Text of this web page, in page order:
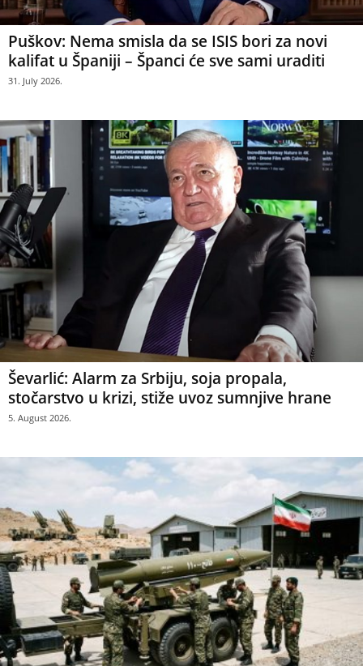
Puškov: Nema smisla da se ISIS bori za novi
kalifat u Španiji – Španci će sve sami uraditi
31. July 2026.
Ševarlić: Alarm za Srbiju, soja propala,
stočarstvo u krizi, stiže uvoz sumnjive hrane
5. August 2026.